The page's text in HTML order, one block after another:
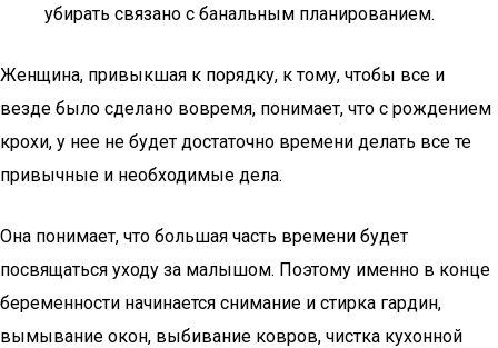
убирать связано с банальным планированием.
Женщина, привыкшая к порядку, к тому, чтобы все и
везде было сделано вовремя, понимает, что с рождением
крохи, у нее не будет достаточно времени делать все те
привычные и необходимые дела.
Она понимает, что большая часть времени будет
посвящаться уходу за малышом. Поэтому именно в конце
беременности начинается снимание и стирка гардин,
вымывание окон, выбивание ковров, чистка кухонной